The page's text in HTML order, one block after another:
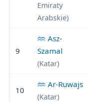
Emiraty
Arabskie)
9
Asz-
Szamal
(Katar)
10
Ar-Ruwajs
(Katar)